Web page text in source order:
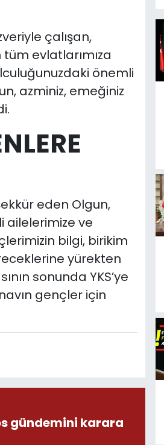
çalışan,
evlatlarımıza
önemli
azminiz, emeğiniz
eden Olgun,
ailelerimize ve
bilgi, birikim
yürekten
sonunda YKS’ye
gençler için
gündemini karara